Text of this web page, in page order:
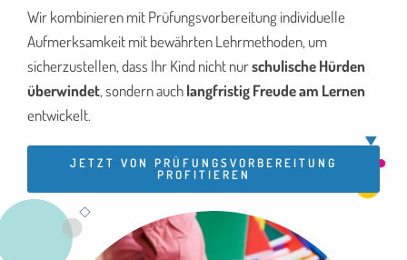
Wir kombinieren mit Prüfungsvorbereitung individuelle
Aufmerksamkeit mit bewährten Lehrmethoden, um
sicherzustellen, dass Ihr Kind nicht nurschulische Hürden
überwindet, sondern auchlangfristig Freude am Lernen
entwickelt.
JETZT VON PRÜFUNGSVORBEREITUNG
PROFITIEREN